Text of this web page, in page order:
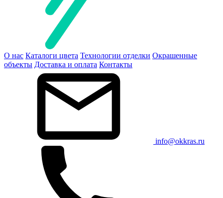
О нас Каталоги цвета Технологии отделки Окрашенные
объекты Доставка и оплата Контакты
info@okkras.ru